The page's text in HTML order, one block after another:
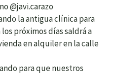
@javi.carazo
la antigua clínica para
próximos días saldrá a
en alquiler en la calle
para que nuestros